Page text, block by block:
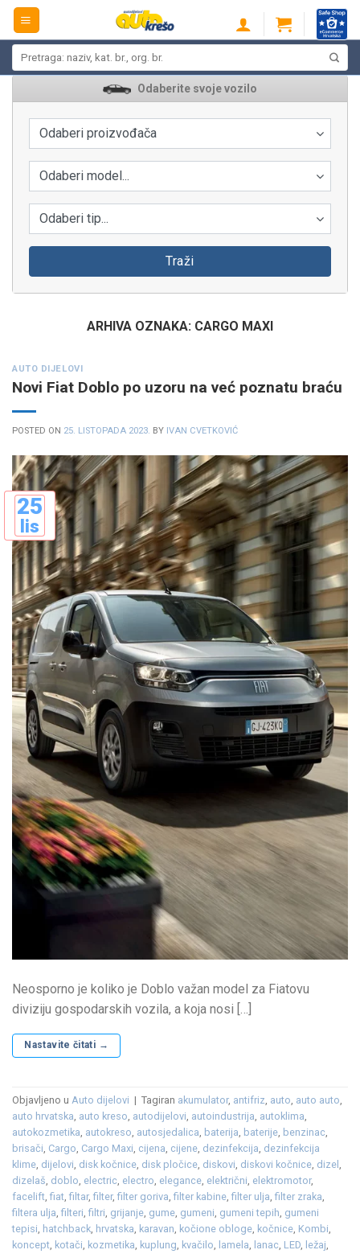
Skip
content
Odaberite svoje vozilo
Odaberi proizvođača
Odaberi model...
Odaberi tip...
Traži
ARHIVA OZNAKA: CARGO MAXI
AUTO DIJELOVI
Novi Fiat Doblo po uzoru na već poznatu braću
POSTED ON 25. LISTOPADA 2023. BY IVAN CVETKOVIĆ
25
lis
Neosporno je koliko je Doblo važan model za Fiatovu
diviziju gospodarskih vozila, a koja nosi […]
Nastavite čitati →
Objavljeno u Auto dijelovi | Tagiran akumulator, antifriz, auto, auto auto,
auto hrvatska, auto kreso, autodijelovi, autoindustrija, autoklima,
autokozmetika, autokreso, autosjedalica, baterija, baterije, benzinac,
brisači, Cargo, Cargo Maxi, cijena, cijene, dezinfekcija, dezinfekcija
klime, dijelovi, disk kočnice, disk pločice, diskovi, diskovi kočnice, dizel ,
dizelaš, doblo, electric, electro, elegance, električni, elektromotor,
facelift,fiat,filtar,filter,filter goriva,filter kabine,filter ulja,filter zraka,
filtera ulja,filteri,filtri, grijanje, gume, gumeni, gumeni tepih, gumeni
tepisi, hatchback, hrvatska, karavan, kočione obloge, kočnice, Kombi,
koncept, kotači, kozmetika, kuplung, kvačilo, lamela, lanac, LED, ležaj,